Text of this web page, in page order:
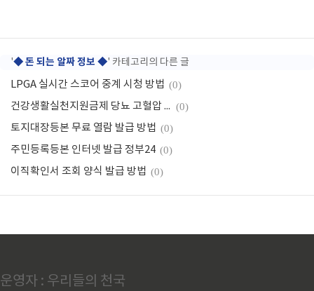
'◆ 돈 되는 알짜 정보 ◆' 카테고리의 다른 글
LPGA 실시간 스코어 중계 시청 방법 (0)
건강생활실천지원금제 당뇨 고혈압 지원금 신청방법 (0)
토지대장등본 무료 열람 발급 방법 (0)
주민등록등본 인터넷 발급 정부24 (0)
이직확인서 조회 양식 발급 방법 (0)
운영자 : 우리들의 천국